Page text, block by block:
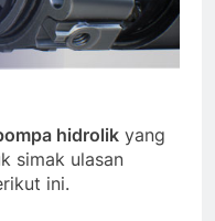
hidrolik yang
simak ulasan
ini.